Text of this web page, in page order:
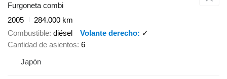
Furgoneta combi
2005
284.000 km
Combustible diésel Volante derecho
✓
Cantidad de asientos 6
Japón